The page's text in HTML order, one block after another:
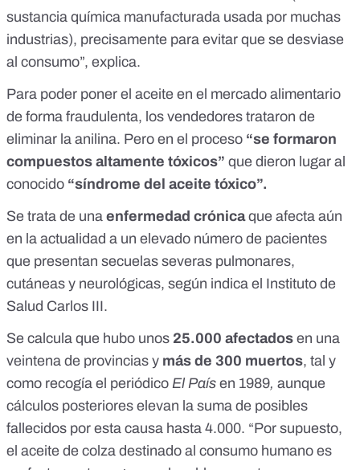
sustancia química manufacturada usada por muchas
industrias), precisamente para evitar que se desviase
al consumo”, explica.
Para poder poner el aceite en el mercado alimentario
de forma fraudulenta, los vendedores trataron de
eliminar la anilina. Pero en el proceso “se formaron
compuestos altamente tóxicos” que dieron lugar al
conocido “síndrome del aceite tóxico”.
Se trata de una enfermedad crónicaque afecta aún
en la actualidad a un elevado número de pacientes
que presentan secuelas severas pulmonares,
cutáneas y neurológicas, según indica el Instituto de
Salud Carlos III.
Se calcula que hubo unos 25.000 afectados en una
veintena de provincias y más de 300 muertos, tal y
como recogía el periódico El País en 1989, aunque
cálculos posteriores elevan la suma de posibles
fallecidos por esta causa hasta 4.000. “Por supuesto,
el aceite de colza destinado al consumo humano es